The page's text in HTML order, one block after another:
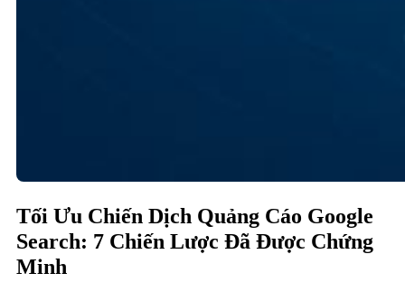
Tối Ưu Chiến Dịch Quảng Cáo Google
Search: 7 Chiến Lược Đã Được Chứng
Minh